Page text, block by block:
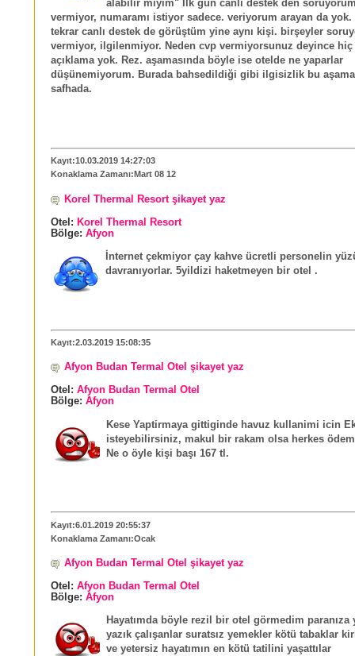
alabilir miyim" İlk gün canlı destek den
vermiyor, numaramı istiyor sadece. veriyorum arayan da yok.
tekrar canlı destek de görüştüm yine aynı kişi. birşeyler
vermiyor, ilgilenmiyor. Neden cvp vermiyorsunuz deyince
açıklama yok. Rez. aşamasında böyle ise otelde ne yaparlar
düşünemiyorum. Burada bahsedildiği gibi ilgisizlik bu
safhada.
Kayıt:10.03.2019 14:27:03
Konaklama Zamanı:Mart 08 12
Korel Thermal Resort şikayet yaz
Otel: Korel Thermal Resort
Bölge: Afyon
İnternet çekmiyor çay kahve ücretli personelin
davranıyorlar. 5yildizi haketmeyen bir otel .
Kayıt:2.03.2019 15:08:35
Afyon Budan Termal Otel şikayet yaz
Otel: Afyon Budan Termal Otel
Bölge: Afyon
Kese Yaptirmaya gittiginde havuz kullanimi icin
isteyebilirsiniz, makul bir rakam olsa herkes
Ne o öyle kişi başı 167 tl.
Kayıt:6.01.2019 20:55:37
Konaklama Zamanı:Ocak
Afyon Budan Termal Otel şikayet yaz
Otel: Afyon Budan Termal Otel
Bölge: Afyon
Hayatımda böyle rezil bir otel görmedim paranıza
yazık çalışanlar suratsız yemekler kötü tabaklar
ve yetersiz hayatımın en kötü tatilini yaşattılar